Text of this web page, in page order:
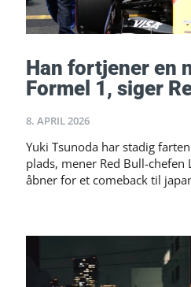
Han fortjener en
Formel 1, siger
8. APRIL 2026
Yuki Tsunoda har stadig
plads, mener Red Bull-chefen